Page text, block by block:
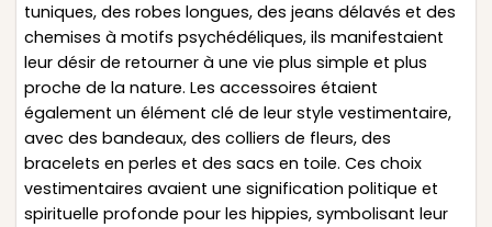
tuniques, des robes longues, des jeans délavés et des
chemises à motifs psychédéliques, ils manifestaient
leur désir de retourner à une vie plus simple et plus
proche de la nature. Les accessoires étaient
également un élément clé de leur style vestimentaire,
avec des bandeaux, des colliers de fleurs, des
bracelets en perles et des sacs en toile. Ces choix
vestimentaires avaient une signification politique et
spirituelle profonde pour les hippies, symbolisant leur